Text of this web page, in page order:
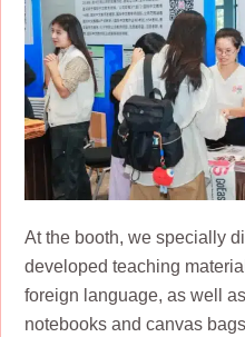
At the booth, we specially
developed teaching
foreign language, as well
notebooks and canvas